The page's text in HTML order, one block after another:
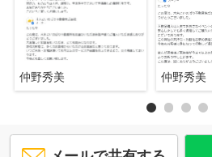
仲野秀美 仲野秀美